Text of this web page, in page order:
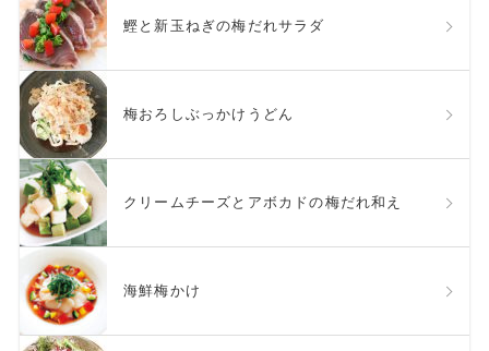
鰹と新玉ねぎの梅だれサラダ
梅おろしぶっかけうどん
クリームチーズとアボカドの梅だれ和え
海鮮梅かけ